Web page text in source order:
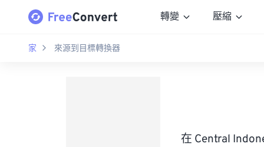
轉變 壓縮
家 來源到目標轉換器
在 Central